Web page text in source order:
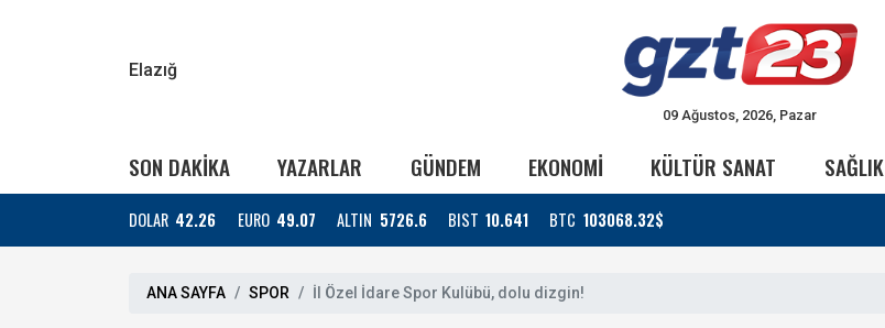
Elazığ
09 Ağustos, 2026, Pazar
SON DAKİKA YAZARLAR GÜNDEM EKONOMİ KÜLTÜR SANAT SAĞLIK
DOLAR 42.26 EURO 49.07 ALTIN 5726.6 BIST 10.641 BTC 103068.32$
ANA SAYFA SPOR İl Özel İdare Spor Kulübü, dolu dizgin!